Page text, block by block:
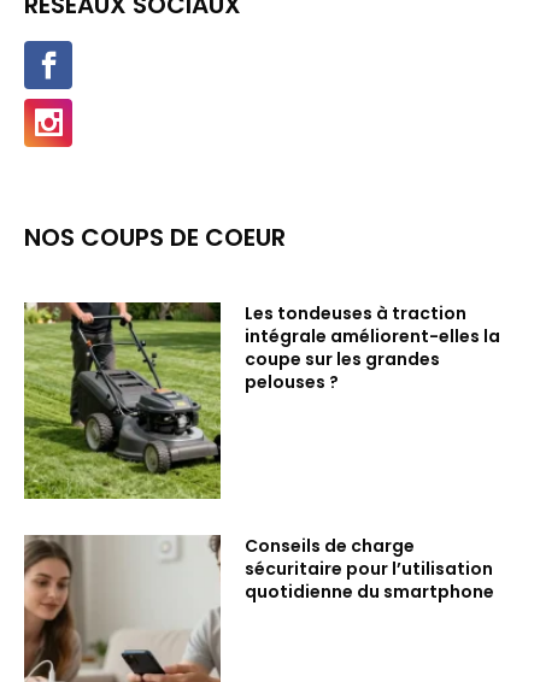
NOS COUPS DE COEUR
Les tondeuses à traction
intégrale améliorent-elles la
coupe sur les grandes
pelouses ?
Conseils de charge
sécuritaire pour l’utilisation
quotidienne du smartphone